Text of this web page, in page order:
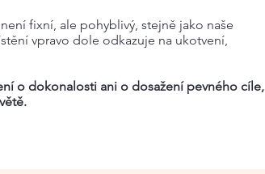
fixní, ale pohyblivý, stejně jako naše
vpravo dole odkazuje na ukotvení,
o dokonalosti ani o dosažení pevného cíle,